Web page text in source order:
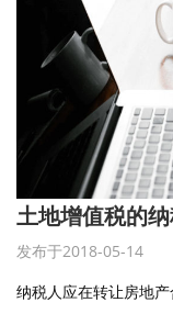
土地增值税的
发布于2018-05-14
纳税人应在转让房地产